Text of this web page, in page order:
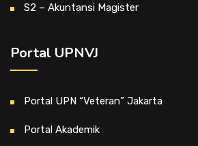
S2 – Akuntansi Magister
Portal UPNVJ
Portal UPN “Veteran” Jakarta
Portal Akademik